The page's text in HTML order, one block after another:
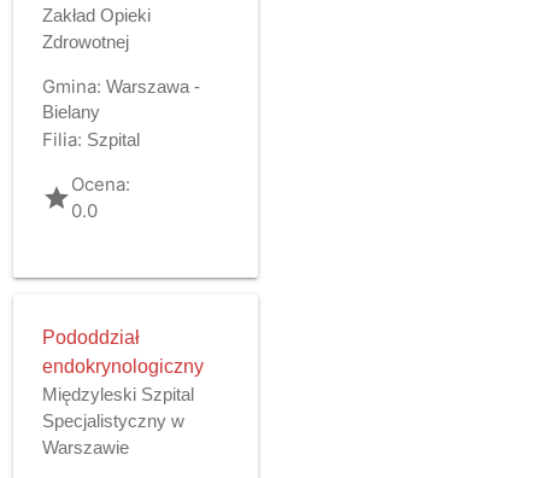
Zakład Opieki
Zdrowotnej
Gmina: Warszawa -
Bielany
Filia: Szpital
gradeOcena:
0.0
Pododdział
endokrynologiczny
Międzyleski Szpital
Specjalistyczny w
Warszawie